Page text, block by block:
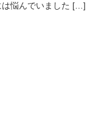
は悩んでいました […]